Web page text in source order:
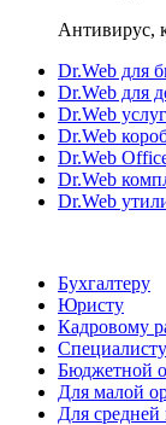
Антивирус,
Dr.Web для
Dr.Web для
Dr.Web
Dr.Web
Dr.Web
Dr.Web
Dr.Web
Бухгалтеру
Юристу
Кадровому
Бюджетной
Для малой
Для